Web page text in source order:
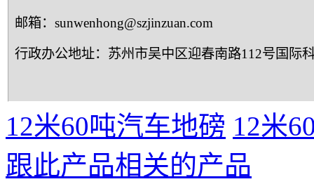
邮箱：sunwenhong@szjinzuan.com
行政办公地址：苏州市吴中区迎春南路112号国际
12米60吨汽车地磅 12米
跟此产品相关的产品